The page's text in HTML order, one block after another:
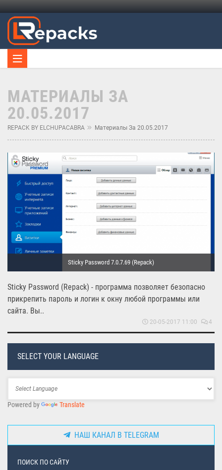
МАТЕРИАЛЫ ЗА
20.05.2017
REPACK BY ELCHUPACABRA Материалы За 20.05.2017
Sticky Password 7.0.7.69 (Repack)
Sticky Password (Repack) - программа позволяет безопасно
прикрепить пароль и логин к окну любой программы или
сайта. Вы..
20-05-2017 11:00 4
SELECT YOUR LANGUAGE
Powered by Translate
НАШ КАНАЛ В TELEGRAM
ПОИСК ПО САЙТУ